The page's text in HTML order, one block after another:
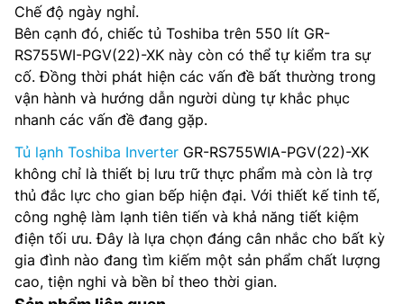
Chế độ ngày nghỉ.
Bên cạnh đó, chiếc tủ Toshiba trên 550 lít GR-
RS755WI-PGV(22)-XK này còn có thể tự kiểm tra sự
cố. Đồng thời phát hiện các vấn đề bất thường trong
vận hành và hướng dẫn người dùng tự khắc phục
nhanh các vấn đề đang gặp.
Tủ lạnh Toshiba Inverter GR-RS755WIA-PGV(22)-XK
không chỉ là thiết bị lưu trữ thực phẩm mà còn là trợ
thủ đắc lực cho gian bếp hiện đại. Với thiết kế tinh tế,
công nghệ làm lạnh tiên tiến và khả năng tiết kiệm
điện tối ưu. Đây là lựa chọn đáng cân nhắc cho bất kỳ
gia đình nào đang tìm kiếm một sản phẩm chất lượng
cao, tiện nghi và bền bỉ theo thời gian.